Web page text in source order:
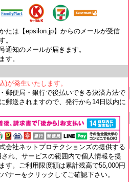
たは【epsilon.jp】からのメールが受信
。
通知のメールが届きます。
す。
)が発生いたします。
郵便局・銀行で後払いできる決済方法で
郵送されますので、発行から14日以内に
会社ネットプロテクションズの提供する
れ、サービスの範囲内で個人情報を提
す。ご利用限度額は累計残高で55,000円
ナーをクリックしてご確認下さい。